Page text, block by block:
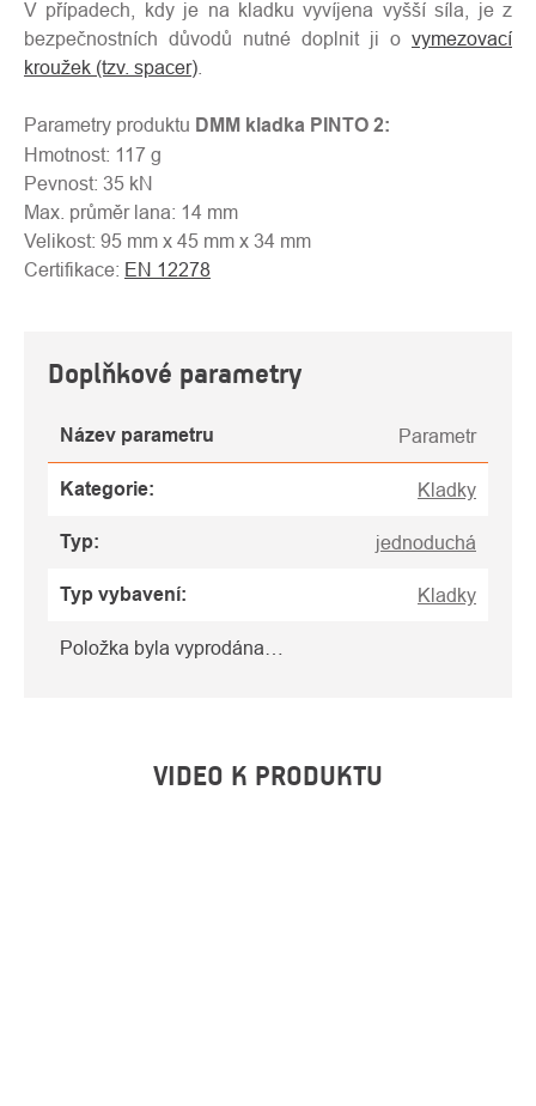
V případech, kdy je na kladku vyvíjena vyšší síla, je z
bezpečnostních důvodů nutné doplnit ji o vymezovací
kroužek (tzv. spacer)
Parametry produktu DMM kladka PINTO 2:
Hmotnost: 117 g
Pevnost: 35 kN
Max. průměr lana: 14 mm
Velikost: 95 mm x 45 mm x 34 mm
Certifikace: EN 12278
Doplňkové parametry
Název parametru Parametr
Kategorie: Kladky
Typ: jednoduchá
Typ vybavení: Kladky
Položka byla vyprodána…
VIDEO K PRODUKTU